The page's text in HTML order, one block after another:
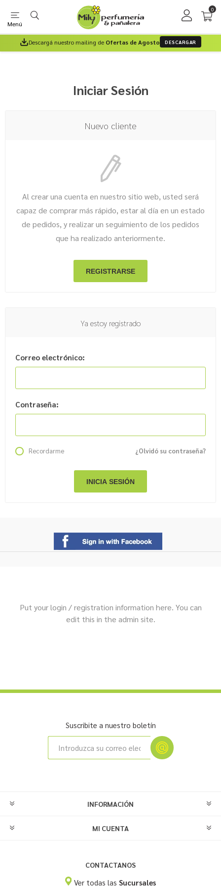
Menú
0
Descargá nuestro mailing de Ofertas de Agosto DESCARGAR
Iniciar Sesión
Nuevo cliente
Al crear una cuenta en nuestro sitio web, usted será
capaz de comprar más rápido, estar al día en un estado
de pedidos, y realizar un seguimiento de los pedidos
que ha realizado anteriormente.
Ya estoy registrado
Correo electrónico:
Contraseña:
¿Olvidó su contraseña?
Recordarme
Put your login / registration information here. You can
edit this in the admin site.
Suscribite a nuestro boletín
INFORMACIÓN
MI CUENTA
CONTACTANOS
Ver todas lasSucursales